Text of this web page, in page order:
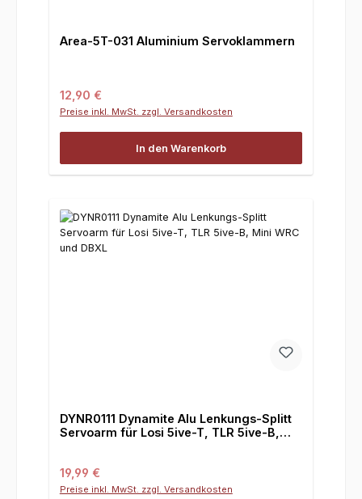
Area-5T-031 Aluminium Servoklammern
Regulärer Preis:
12,90 €
Preise inkl. MwSt. zzgl. Versandkosten
In den Warenkorb
DYNR0111 Dynamite Alu Lenkungs-Splitt
Servoarm für Losi 5ive-T, TLR 5ive-B,
Regulärer Preis:
19,99 €
Preise inkl. MwSt. zzgl. Versandkosten